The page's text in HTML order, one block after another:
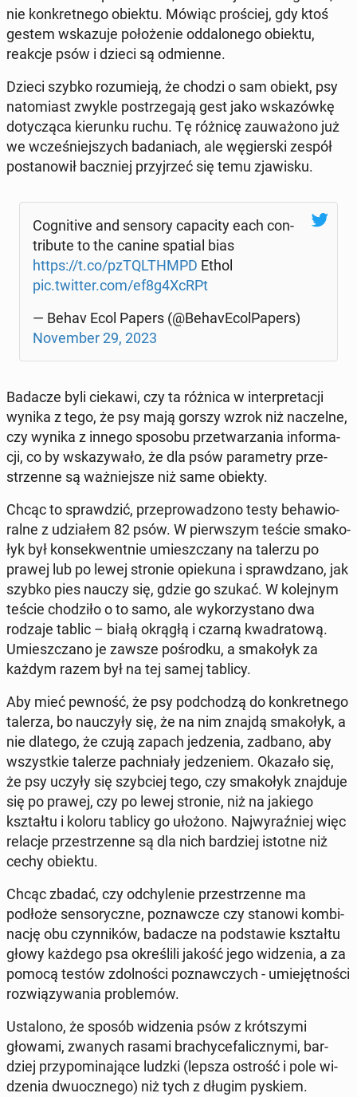
nie kon­kret­ne­go obiektu. Mówiąc pro­ściej, gdy ktoś
gestem wska­zu­je po­ło­że­nie od­da­lo­ne­go obiektu,
reakcje psów i dzieci są od­mien­ne.
Dzieci szybko ro­zu­mie­ją, że chodzi o sam obiekt, psy
na­to­miast zwykle po­strze­ga­ją gest jako wska­zów­kę
do­ty­czą­ca kie­run­ku ruchu. Tę różnicę za­uwa­żo­no już
we wcze­śniej­szych ba­da­niach, ale wę­gier­ski zespół
po­sta­no­wił bacz­niej przyj­rzeć się temu zja­wi­sku.
Co­gni­ti­ve and sensory ca­pa­ci­ty each con­
tri­bu­te to the canine spatial bias
https://t.co/pzTQL­THMPD Ethol
pic.twitter.com/ef8g4XcRPt
— Behav Ecol Papers (@Be­ha­vE­col­Pa­pers)
No­vem­ber 29, 2023
Badacze byli ciekawi, czy ta różnica w in­ter­pre­ta­cji
wynika z tego, że psy mają gorszy wzrok niż na­czel­ne,
czy wynika z innego sposobu prze­twa­rza­nia in­for­ma­
cji, co by wska­zy­wa­ło, że dla psów pa­ra­me­try prze­
strzen­ne są waż­niej­sze niż same obiekty.
Chcąc to spraw­dzić, prze­pro­wa­dzo­no testy be­ha­wio­
ral­ne z udzia­łem 82 psów. W pierw­szym teście sma­ko­
łyk był kon­se­kwent­nie umiesz­cza­ny na talerzu po
prawej lub po lewej stronie opie­ku­na i spraw­dza­no, jak
szybko pies nauczy się, gdzie go szukać. W ko­lej­nym
teście cho­dzi­ło o to samo, ale wy­ko­rzy­sta­no dwa
rodzaje tablic – białą okrągłą i czarną kwa­dra­to­wą.
Umiesz­cza­no je zawsze po­środ­ku, a sma­ko­łyk za
każdym razem był na tej samej tablicy.
Aby mieć pewność, że psy pod­cho­dzą do kon­kret­ne­go
talerza, bo na­uczy­ły się, że na nim znajdą sma­ko­łyk, a
nie dlatego, że czują zapach je­dze­nia, zadbano, aby
wszyst­kie talerze pach­nia­ły je­dze­niem. Okazało się,
że psy uczyły się szyb­ciej tego, czy sma­ko­łyk znaj­du­je
się po prawej, czy po lewej stronie, niż na jakiego
kształ­tu i koloru tablicy go ułożono. Naj­wy­raź­niej więc
relacje prze­strzen­ne są dla nich bar­dziej istotne niż
cechy obiektu.
Chcąc zbadać, czy od­chy­le­nie prze­strzen­ne ma
podłoże sen­so­rycz­ne, po­znaw­cze czy stanowi kom­bi­
na­cję obu czyn­ni­ków, badacze na pod­sta­wie kształ­tu
głowy każdego psa okre­śli­li jakość jego wi­dze­nia, a za
pomocą testów zdol­no­ści po­znaw­czych - umie­jęt­no­ści
roz­wią­zy­wa­nia pro­ble­mów.
Usta­lo­no, że sposób wi­dze­nia psów z krót­szy­mi
głowami, zwanych rasami bra­chy­ce­fa­licz­ny­mi, bar­
dziej przy­po­mi­na­ją­ce ludzki (lepsza ostrość i pole wi­
dze­nia dwu­ocz­ne­go) niż tych z długim pyskiem.